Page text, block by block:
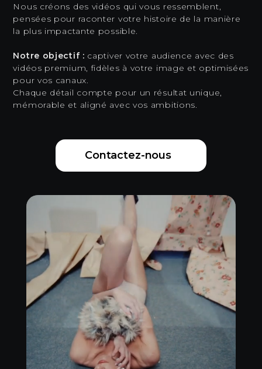
Nous créons des vidéos qui vous ressemblent,
pensées pour raconter votre histoire de la manière
la plus impactante possible.
Notre objectif : captiver votre audience avec des
vidéos premium, fidèles à votre image et optimisées
pour vos canaux.
Chaque détail compte pour un résultat unique,
mémorable et aligné avec vos ambitions.
Contactez-nous